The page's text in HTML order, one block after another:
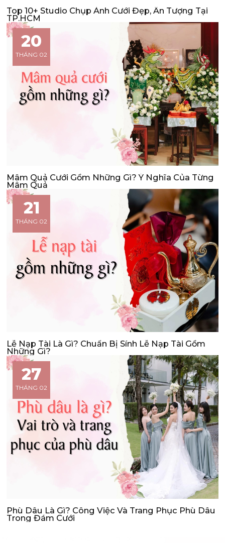
Top 10+ Studio Chụp Ảnh Cưới Đẹp, Ấn Tượng Tại
TP.HCM
20
THÁNG 02
Mâm Quả Cưới Gồm Những Gì? Ý Nghĩa Của Từng
Mâm Quả
21
THÁNG 02
Lễ Nạp Tài Là Gì? Chuẩn Bị Sính Lễ Nạp Tài Gồm
Những Gì?
27
THÁNG 02
Phù Dâu Là Gì? Công Việc Và Trang Phục Phù Dâu
Trong Đám Cưới